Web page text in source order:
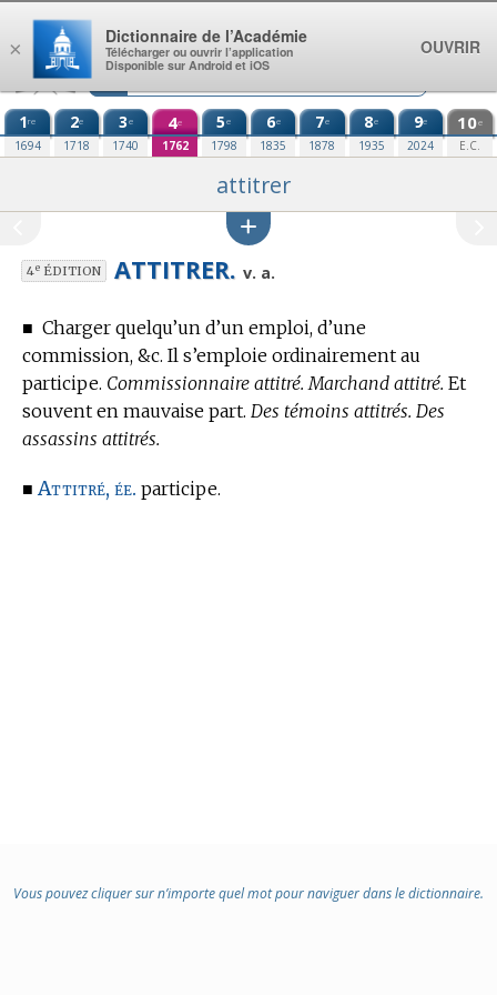
Aller au contenu
1re
1694
2e
1718
3e
1740
4e
1762
5e
1798
6e
1835
7e
1878
8e
1935
9e
2024
10e
E.C.
attitrer
4eÉDITION ATTITRER. v. a.
■ Charger quelqu’un d’un emploi, d’une
commission, &c. Il s’emploie ordinairement au
participe. Commissionnaire attitré. Marchand attitré. Et
souvent en mauvaise part. Des témoins attitrés. Des
assassins attitrés.
■Attitré, ée. participe.
Vous pouvez cliquer sur n’importe quel mot pour naviguer dans le dictionnaire.
×
Dictionnaire de l’Académie
Télécharger ou ouvrir l’application
Disponible sur Android et iOS
OUVRIR